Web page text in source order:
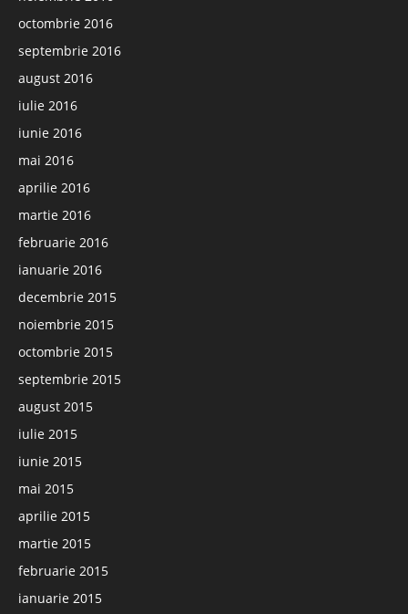
octombrie 2016
septembrie 2016
august 2016
iulie 2016
iunie 2016
mai 2016
aprilie 2016
martie 2016
februarie 2016
ianuarie 2016
decembrie 2015
noiembrie 2015
octombrie 2015
septembrie 2015
august 2015
iulie 2015
iunie 2015
mai 2015
aprilie 2015
martie 2015
februarie 2015
ianuarie 2015